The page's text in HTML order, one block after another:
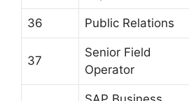
36 Public Relations
37
Senior Field
Operator